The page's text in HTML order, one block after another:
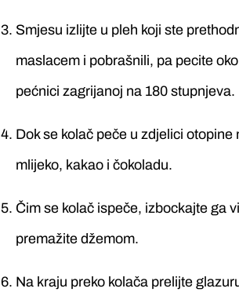
Smjesu izlijte u pleh koji ste
maslacem i pobrašnili, pa pecite
pećnici zagrijanoj na 180 stupnjeva.
Dok se kolač peče u zdjelici otopine
mlijeko, kakao i čokoladu.
Čim se kolač ispeče, izbockajte ga
premažite džemom.
Na kraju preko kolača prelijte